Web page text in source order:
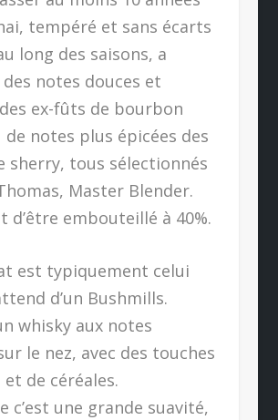
tempéré et sans écarts
long des saisons, a
des notes douces et
ex-fûts de bourbon
notes plus épicées des
sherry, tous sélectionnés
Master Blender.
d’être embouteillé à 40%.
est typiquement celui
d’un Bushmills.
whisky aux notes
le nez, avec des touches
de céréales.
c’est une grande suavité,